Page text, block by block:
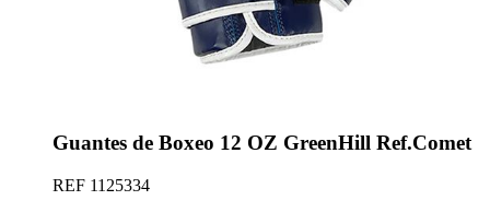
Guantes de Boxeo 12 OZ GreenHill Ref.Comet
REF 1125334